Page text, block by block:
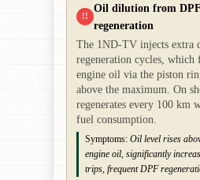
!!
Oil dilution from DPF
regeneration
The 1ND-TV injects extra
regeneration cycles,
engine oil via the piston
above the maximum. On
regenerates every 100 km
fuel consumption.
Symptoms: Oil level rises
engine oil, significantly
trips, frequent DPF